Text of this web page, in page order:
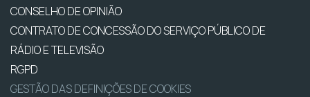
CONSELHO DE OPINIÃO
CONTRATO DE CONCESSÃO DO SERVIÇO PÚBLICO DE
RÁDIO E TELEVISÃO
RGPD
GESTÃO DAS DEFINIÇÕES DE COOKIES